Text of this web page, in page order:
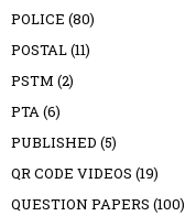
POLICE (80)
POSTAL(11)
PSTM (2)
PTA(6)
PUBLISHED (5)
QR CODE VIDEOS (19)
QUESTION PAPERS (100)